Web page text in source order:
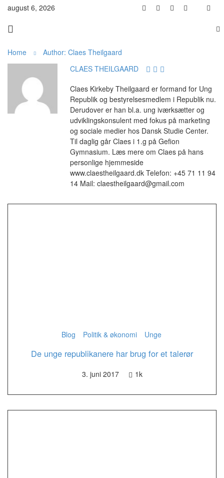
august 6, 2026
Home
Author: Claes Theilgaard
CLAES THEILGAARD
Claes Kirkeby Theilgaard er formand for Ung
Republik og bestyrelsesmedlem i Republik nu.
Derudover er han bl.a. ung iværksætter og
udviklingskonsulent med fokus på marketing
og sociale medier hos Dansk Studie Center.
Til daglig går Claes i 1.g på Gefion
Gymnasium. Læs mere om Claes på hans
personlige hjemmeside
www.claestheilgaard.dk Telefon: +45 71 11 94
14 Mail: claestheilgaard@gmail.com
Blog Politik & økonomi Unge
De unge republikanere har brug for et talerør
3. juni 2017 1k